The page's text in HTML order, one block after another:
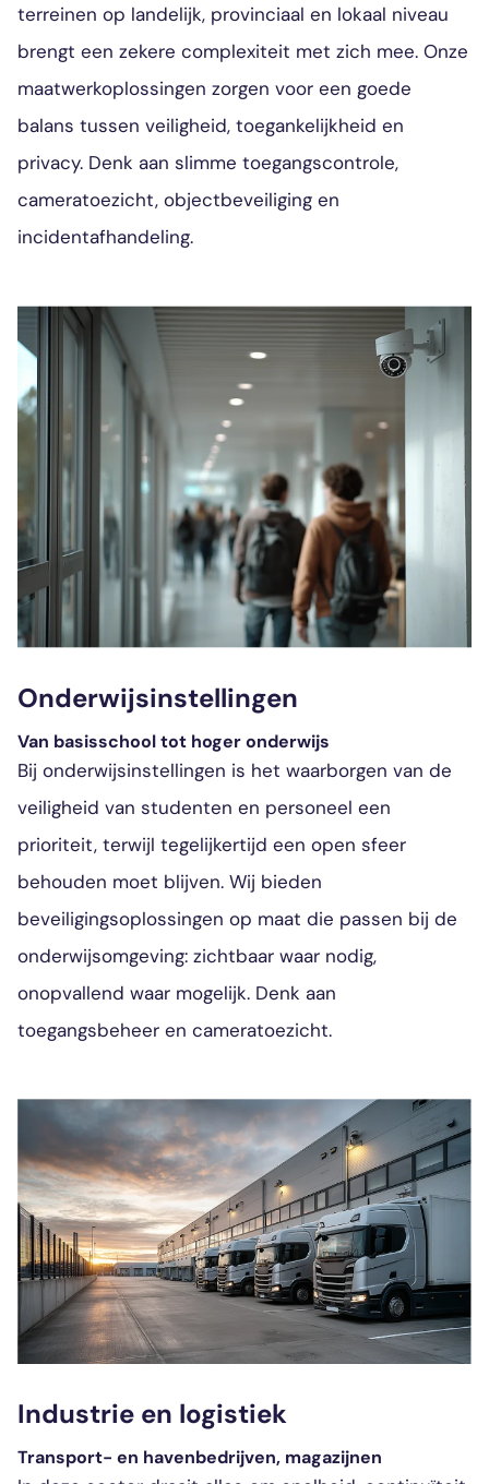
terreinen op landelijk, provinciaal en lokaal niveau
brengt een zekere complexiteit met zich mee. Onze
maatwerkoplossingen zorgen voor een goede
balans tussen veiligheid, toegankelijkheid en
privacy. Denk aan slimme toegangscontrole,
cameratoezicht, objectbeveiliging en
incidentafhandeling.
Onderwijsinstellingen
Van basisschool tot hoger onderwijs
Bij onderwijsinstellingen is het waarborgen van de
veiligheid van studenten en personeel een
prioriteit, terwijl tegelijkertijd een open sfeer
behouden moet blijven. Wij bieden
beveiligingsoplossingen op maat die passen bij de
onderwijsomgeving: zichtbaar waar nodig,
onopvallend waar mogelijk. Denk aan
toegangsbeheer en cameratoezicht.
Industrie en logistiek
Transport- en havenbedrijven, magazijnen